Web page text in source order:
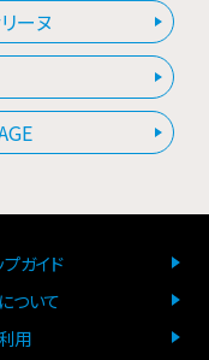
ーヌ
プガイド
ついて
用